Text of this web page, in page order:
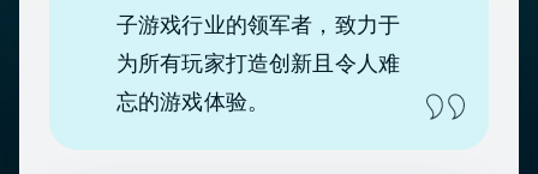
子游戏行业的领军者，致力于
为所有玩家打造创新且令人难
忘的游戏体验。